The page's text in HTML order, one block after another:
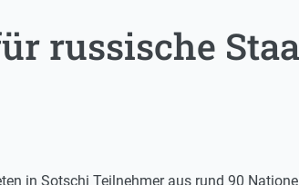
russische
in Sotschi Teilnehmer aus rund 90